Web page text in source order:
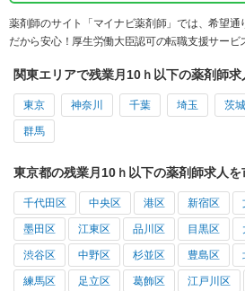
薬剤師のサイト「マイナビ薬剤師」では、希望
だから安心！厚生労働大臣認可の転職支援サービ
関東エリアで残業月10ｈ以下の薬剤師求
東京 神奈川 千葉 埼玉 茨城
群馬
東京都の残業月10ｈ以下の薬剤師求人
千代田区 中央区 港区 新宿区
墨田区 江東区 品川区 目黒区
渋谷区 中野区 杉並区 豊島区
練馬区 足立区 葛飾区 江戸川区